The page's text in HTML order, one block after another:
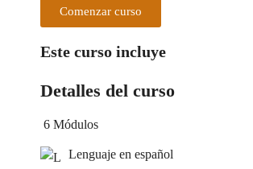
Comenzar curso
Este curso incluye
Detalles del curso
6 Módulos
Lenguaje en español